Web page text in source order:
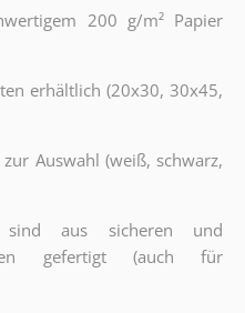
200 g/m² Papier
erhältlich (20x30, 30x45,
Auswahl (weiß, schwarz,
aus sicheren und
gefertigt (auch für